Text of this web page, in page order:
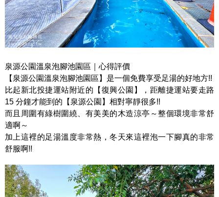
泉源公園溫泉泡腳池園區｜心得評價
【泉源公園溫泉泡腳池園區】是一個免費享受足湯的好地方!!
比起新北投捷運站附近的【復興公園】，距離捷運站要走路
15 分鐘才能到的【泉源公園】相對寧靜很多!!
而且周圍有綠樹圍繞、有美美的木造涼亭～整個環境非常舒
適啊～
加上這裡的足湯溫度非常熱，冬天來這裡泡一下腳真的非常
舒服啊!!